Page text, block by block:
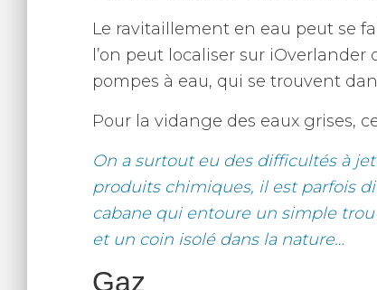
Le ravitaillement en eau peut se
l’on peut localiser sur iOverlander
pompes à eau, qui se trouvent
Pour la vidange des eaux grises,
On a surtout eu des difficultés à
produits chimiques, il est parfois
cabane qui entoure un simple trou
et un coin isolé dans la nature…
Gaz